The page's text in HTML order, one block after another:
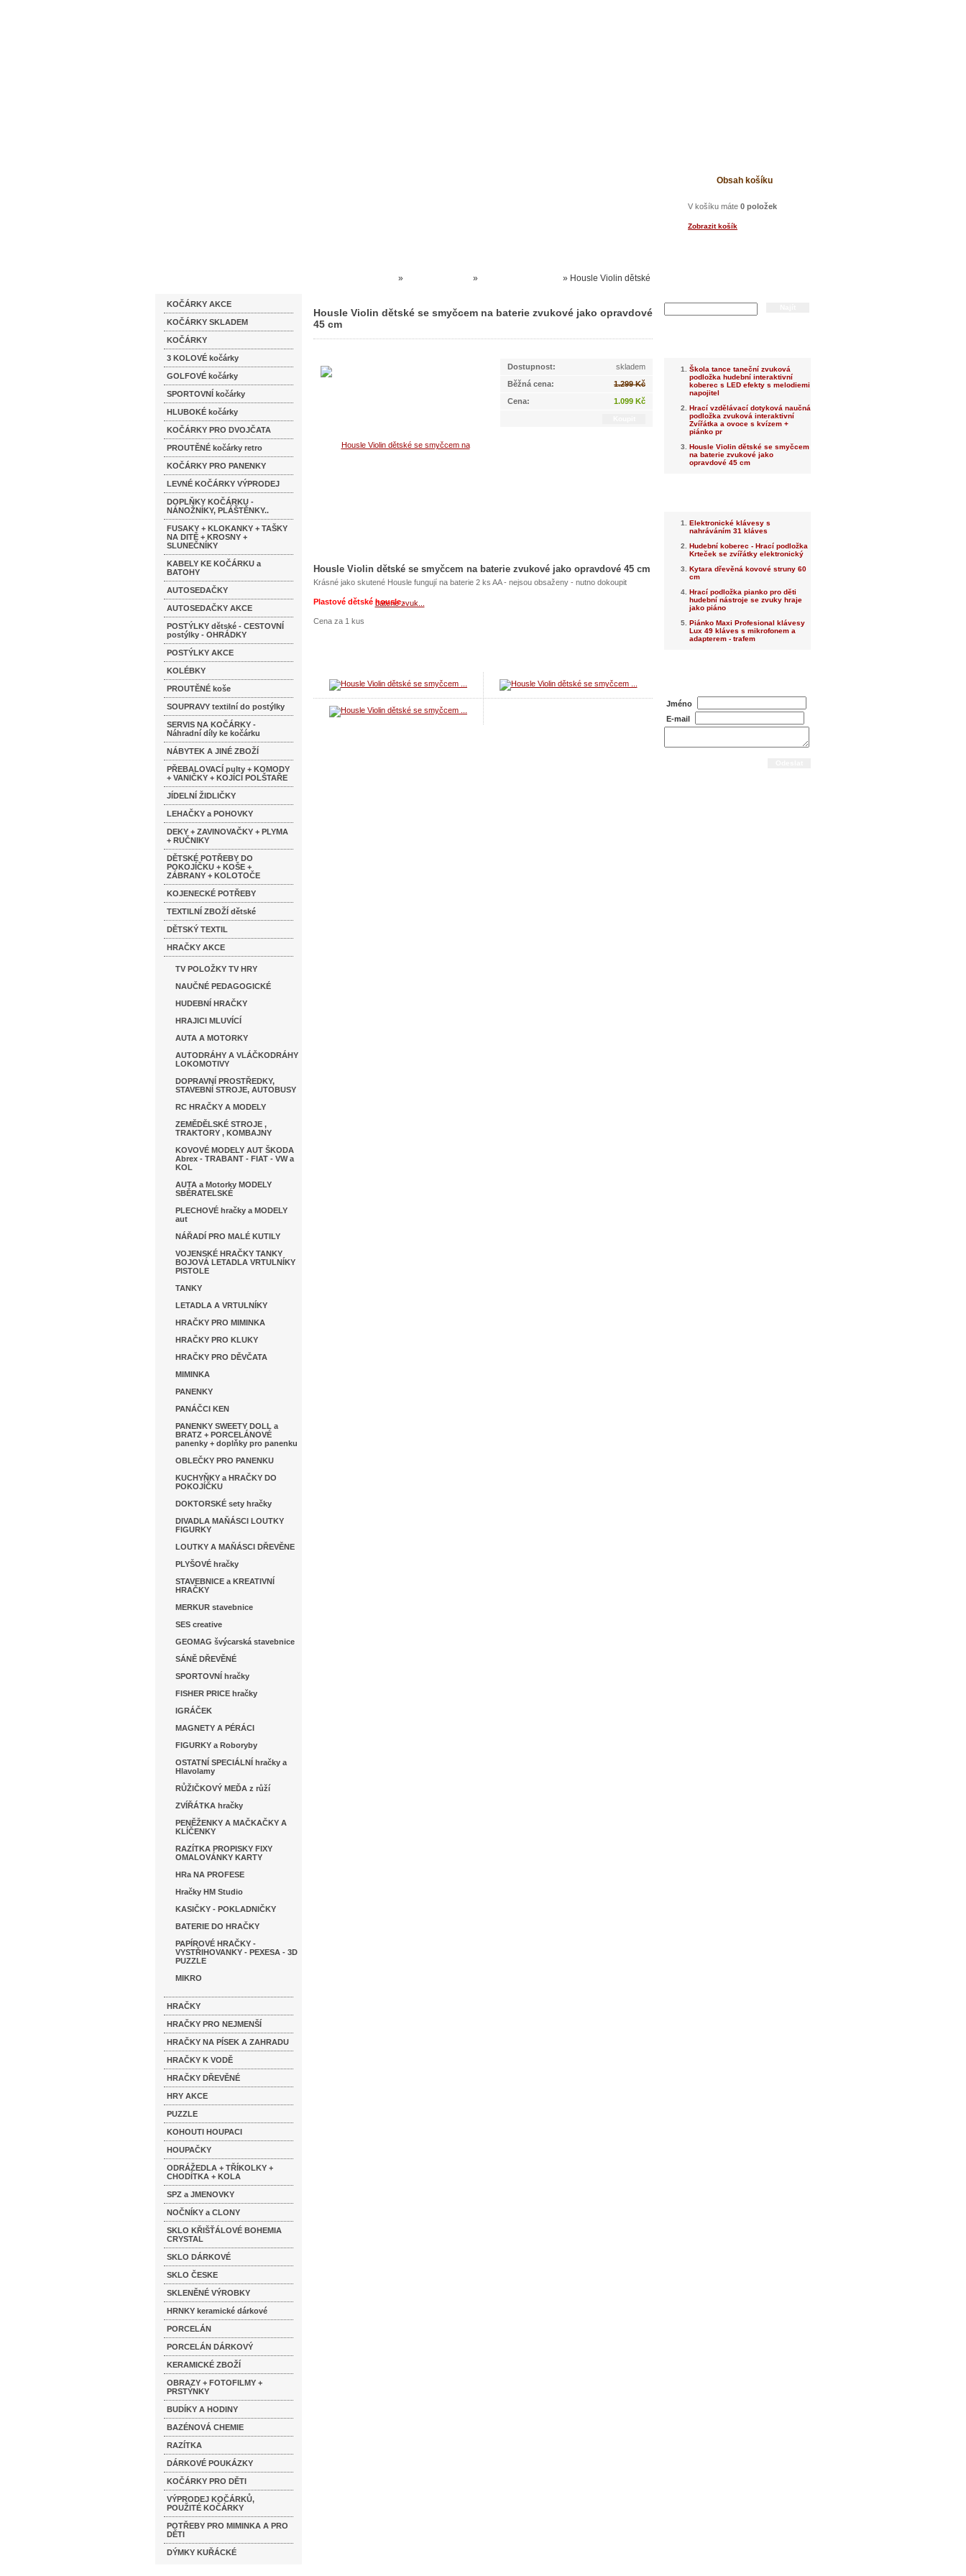
Obsah košíku
V košíku máte 0 položek
Zobrazit košík
KOČÁRKY AKCE
KOČÁRKY SKLADEM
KOČÁRKY
3 KOLOVÉ kočárky
GOLFOVÉ kočárky
SPORTOVNÍ kočárky
HLUBOKÉ kočárky
KOČÁRKY PRO DVOJČATA
PROUTĚNÉ kočárky retro
KOČÁRKY PRO PANENKY
LEVNÉ KOČÁRKY VÝPRODEJ
DOPLŇKY KOČÁRKU -
NÁNOŽNÍKY, PLÁŠTĚNKY..
FUSAKY + KLOKANKY + TAŠKY
NA DITĚ + KROSNY +
SLUNEČNÍKY
KABELY KE KOČÁRKU a
BATOHY
AUTOSEDAČKY
AUTOSEDAČKY AKCE
POSTÝLKY dětské - CESTOVNÍ
postýlky - OHRÁDKY
POSTÝLKY AKCE
KOLÉBKY
PROUTĚNÉ koše
SOUPRAVY textilní do postýlky
SERVIS NA KOČÁRKY -
Náhradní díly ke kočárku
NÁBYTEK A JINÉ ZBOŽÍ
PŘEBALOVACÍ pulty + KOMODY
+ VANIČKY + KOJÍCÍ POLŠTAŘE
JÍDELNÍ ŽIDLIČKY
LEHAČKY a POHOVKY
DEKY + ZAVINOVAČKY + PLYMA
+ RUČNIKY
DĚTSKÉ POTŘEBY DO
POKOJÍČKU + KOŠE +
ZÁBRANY + KOLOTOČE
KOJENECKÉ POTŘEBY
TEXTILNÍ ZBOŽÍ dětské
DĚTSKÝ TEXTIL
HRAČKY AKCE
TV POLOŽKY TV HRY
NAUČNÉ PEDAGOGICKÉ
HUDEBNÍ HRAČKY
HRAJICI MLUVÍCÍ
AUTA A MOTORKY
AUTODRÁHY A VLÁČKODRÁHY
LOKOMOTIVY
DOPRAVNÍ PROSTŘEDKY,
STAVEBNÍ STROJE, AUTOBUSY
RC HRAČKY A MODELY
ZEMĚDĚLSKÉ STROJE ,
TRAKTORY , KOMBAJNY
KOVOVÉ MODELY AUT ŠKODA
Abrex - TRABANT - FIAT - VW a
KOL
AUTA a Motorky MODELY
SBĚRATELSKÉ
PLECHOVÉ hračky a MODELY
aut
NÁŘADÍ PRO MALÉ KUTILY
VOJENSKÉ HRAČKY TANKY
BOJOVÁ LETADLA VRTULNÍKY
PISTOLE
TANKY
LETADLA A VRTULNÍKY
HRAČKY PRO MIMINKA
HRAČKY PRO KLUKY
HRAČKY PRO DĚVČATA
MIMINKA
PANENKY
PANÁČCI KEN
PANENKY SWEETY DOLL a
BRATZ + PORCELÁNOVÉ
panenky + doplňky pro panenku
OBLEČKY PRO PANENKU
KUCHYŇKY a HRAČKY DO
POKOJÍČKU
DOKTORSKÉ sety hračky
DIVADLA MAŇÁSCI LOUTKY
FIGURKY
LOUTKY A MAŇÁSCI DŘEVĚNE
PLYŠOVÉ hračky
STAVEBNICE a KREATIVNÍ
HRAČKY
MERKUR stavebnice
SES creative
GEOMAG švýcarská stavebnice
SÁNĚ DŘEVĚNÉ
SPORTOVNÍ hračky
FISHER PRICE hračky
IGRÁČEK
MAGNETY A PÉRÁCI
FIGURKY a Roboryby
OSTATNÍ SPECIÁLNÍ hračky a
Hlavolamy
RŮŽIČKOVÝ MEĎA z růží
ZVÍŘÁTKA hračky
PENĚŽENKY A MAČKAČKY A
KLÍČENKY
RAZÍTKA PROPISKY FIXY
OMALOVÁNKY KARTY
HRa NA PROFESE
Hračky HM Studio
KASIČKY - POKLADNIČKY
BATERIE DO HRAČKY
PAPÍROVÉ HRAČKY -
VYSTŘIHOVANKY - PEXESA - 3D
PUZZLE
MIKRO
HRAČKY
HRAČKY PRO NEJMENŠÍ
HRAČKY NA PÍSEK A ZAHRADU
HRAČKY K VODĚ
HRAČKY DŘEVĚNÉ
HRY AKCE
PUZZLE
KOHOUTI HOUPACI
HOUPAČKY
ODRÁŽEDLA + TŘÍKOLKY +
CHODÍTKA + KOLA
SPZ a JMENOVKY
NOČNÍKY a CLONY
SKLO KŘIŠŤÁLOVÉ BOHEMIA
CRYSTAL
SKLO DÁRKOVÉ
SKLO ČESKE
SKLENĚNÉ VÝROBKY
HRNKY keramické dárkové
PORCELÁN
PORCELÁN DÁRKOVÝ
KERAMICKÉ ZBOŽÍ
OBRAZY + FOTOFILMY +
PRSTÝNKY
BUDÍKY A HODINY
BAZÉNOVÁ CHEMIE
RAZÍTKA
DÁRKOVÉ POUKÁZKY
KOČÁRKY PRO DĚTI
VÝPRODEJ KOČÁRKŮ,
POUŽITÉ KOČÁRKY
POTŘEBY PRO MIMINKA A PRO
DĚTI
DÝMKY KUŘÁCKÉ
» » » Housle Violin dětské
se smyčcem na baterie zvukové jako opravdové 45 cm
Housle Violin dětské se smyčcem na baterie zvukové jako opravdové
45 cm
Dostupnost:
skladem
Běžná cena:
1.299 Kč
Cena:
1.099 Kč
Housle Violin dětské se smyčcem na baterie zvukové jako opravdové 45 cm
Krásné jako skutené Housle fungují na baterie 2 ks AA - nejsou obsaženy - nutno dokoupit
Plastové dětské housle .
Cena za 1 kus
Škola tance taneční zvuková
podložka hudební interaktivní
koberec s LED efekty s melodiemi
napojitel
Hrací vzdělávací dotyková naučná
podložka zvuková interaktivní
Zvířátka a ovoce s kvízem +
piánko pr
Housle Violin dětské se smyčcem
na baterie zvukové jako
opravdové 45 cm
Elektronické klávesy s
nahráváním 31 kláves
Hudební koberec - Hrací podložka
Krteček se zvířátky elektronický
Kytara dřevěná kovové struny 60
cm
Hrací podložka pianko pro děti
hudební nástroje se zvuky hraje
jako piáno
Piánko Maxi Profesional klávesy
Lux 49 kláves s mikrofonem a
adapterem - trafem
Jméno
E-mail